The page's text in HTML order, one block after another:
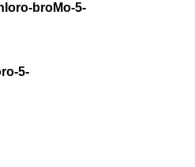
broMo-5-
5-